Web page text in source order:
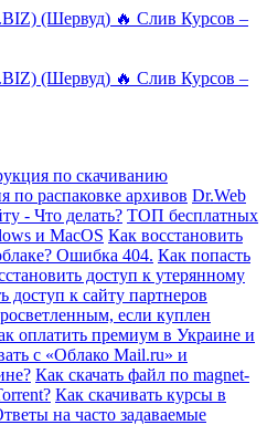
по скачиванию
по распаковке архивов Dr.Web
- Что делать? ТОП бесплатных
и MacOS Как восстановить
Ошибка 404. Как попасть
доступ к утерянному
доступ к сайту партнеров
если куплен
оплатить премиум в Украине и
с «Облако Mail.ru» и
Как скачать файл по magnet-
Как скачивать курсы в
на часто задаваемые